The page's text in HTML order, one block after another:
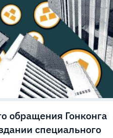
обращения Гонконга
специального